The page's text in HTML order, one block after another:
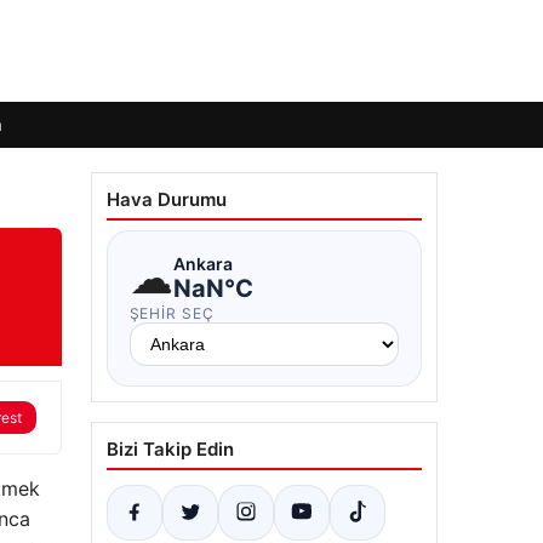
Hava Durumu
☁Ankara
NaN°C
ŞEHIR SEÇ
Bizi Takip Edin